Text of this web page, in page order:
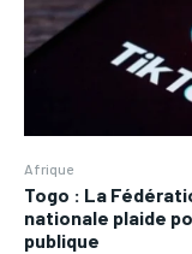
Afrique
Togo : La
nationale plaide
publique